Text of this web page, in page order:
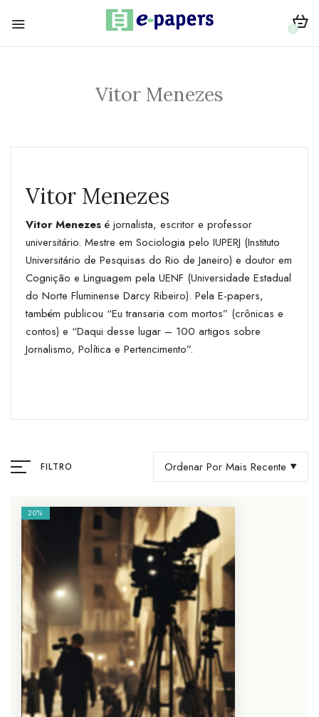
0
Vitor Menezes
Vitor Menezes
Vitor Menezes é jornalista, escritor e professor
universitário. Mestre em Sociologia pelo IUPERJ (Instituto
Universitário de Pesquisas do Rio de Janeiro) e doutor em
Cognição e Linguagem pela UENF (Universidade Estadual
do Norte Fluminense Darcy Ribeiro). Pela E-papers,
também publicou “Eu transaria com mortos” (crônicas e
contos) e “Daqui desse lugar – 100 artigos sobre
Jornalismo, Política e Pertencimento”.
FILTRO Ordenar Por Mais Recente
20%